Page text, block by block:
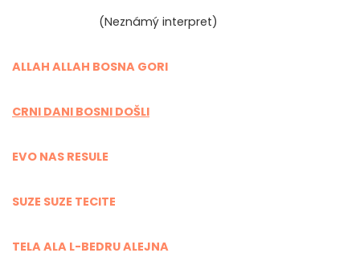
(Neznámý interpret)
ALLAH ALLAH BOSNA GORI
CRNI DANI BOSNI DOŠLI
EVO NAS RESULE
SUZE SUZE TECITE
TELA ALA L-BEDRU ALEJNA